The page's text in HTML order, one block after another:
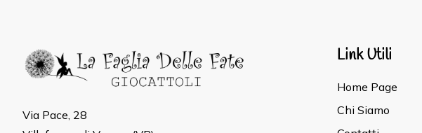
Via Pace, 28
Link Utili
Home Page
Chi Siamo